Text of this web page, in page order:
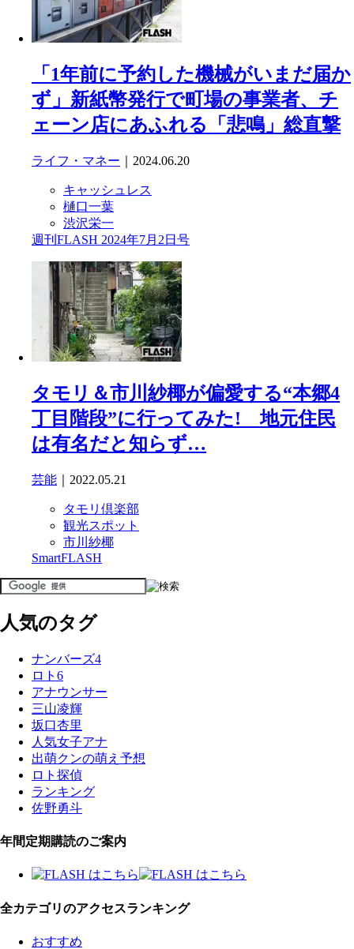
「1年前に予約した機械がいまだ届か
ず」新紙幣発行で町場の事業者、チ
ェーン店にあふれる「悲鳴」総直撃
ライフ・マネー ｜2024.06.20
キャッシュレス
樋口一葉
渋沢栄一
週刊FLASH 2024年7月2日号
タモリ＆市川紗椰が偏愛する“本郷4
丁目階段”に行ってみた! 地元住民
は有名だと知らず…
芸能 ｜2022.05.21
タモリ倶楽部
観光スポット
市川紗椰
SmartFLASH
人気のタグ
ナンバーズ4
ロト6
アナウンサー
三山凌輝
坂口杏里
人気女子アナ
出萌クンの萌え予想
ロト探偵
ランキング
佐野勇斗
年間定期購読のご案内
全カテゴリのアクセスランキング
おすすめ